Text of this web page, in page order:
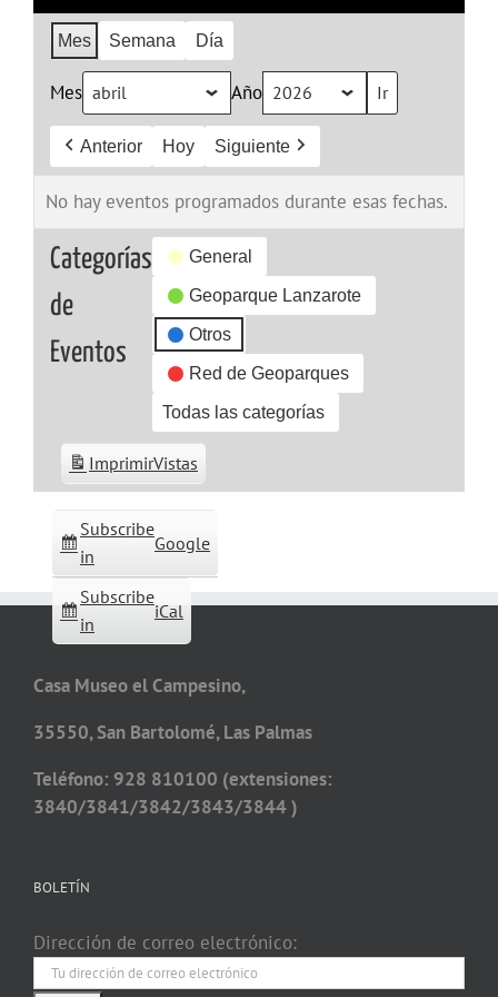
Mes Semana Día
Mes Año
Anterior Hoy Siguiente
No hay eventos programados durante esas fechas.
Categorías
de
Eventos
General
Geoparque Lanzarote
Otros
Red de Geoparques
Todas las categorías
Subscribe
in
Google
Subscribe
in
iCal
ImprimirVistas
Casa Museo el Campesino,
35550, San Bartolomé, Las Palmas
Teléfono: 928 810100 (extensiones:
3840/3841/3842/3843/3844 )
BOLETÍN
Dirección de correo electrónico: